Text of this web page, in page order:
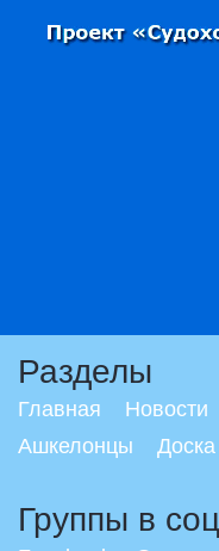
Разделы
Главная Новости
Ашкелонцы
Группы в